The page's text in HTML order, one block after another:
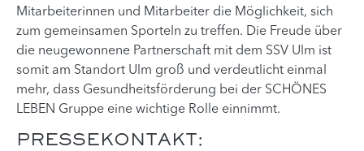
Mitarbeiterinnen und Mitarbeiter die Möglichkeit, sich
zum gemeinsamen Sporteln zu treffen. Die Freude über
die neugewonnene Partnerschaft mit dem SSV Ulm ist
somit am Standort Ulm groß und verdeutlicht einmal
mehr, dass Gesundheitsförderung bei der SCHÖNES
LEBEN Gruppe eine wichtige Rolle einnimmt.
PRESSEKONTAKT: